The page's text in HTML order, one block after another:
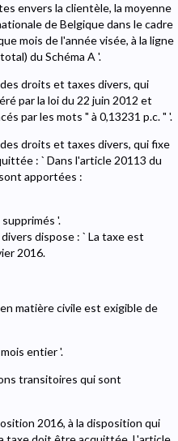
envers la clientèle, la moyenne
de Belgique dans le cadre
mois de l'année visée, à la ligne
du Schéma A '.
droits et taxes divers, qui
par la loi du 22 juin 2012 et
par les mots " à 0,13231 p.c. " '.
droits et taxes divers, qui fixe
: ` Dans l'article 20113 du
apportées :
'.
dispose : ` La taxe est
2016.
matière civile est exigible de
entier '.
transitoires qui sont
2016, à la disposition qui